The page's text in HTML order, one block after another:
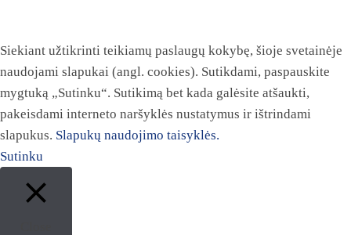
Siekiant užtikrinti teikiamų paslaugų kokybę, šioje svetainėje
naudojami slapukai (angl. cookies). Sutikdami, paspauskite
mygtuką „Sutinku“. Sutikimą bet kada galėsite atšaukti,
pakeisdami interneto naršyklės nustatymus ir ištrindami
slapukus. Slapukų naudojimo taisyklės.
Sutinku